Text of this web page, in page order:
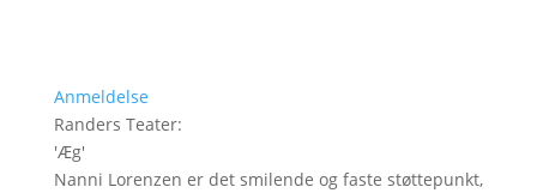
Anmeldelse
Randers Teater:
'Æg'
Nanni Lorenzen er det smilende og faste støttepunkt,